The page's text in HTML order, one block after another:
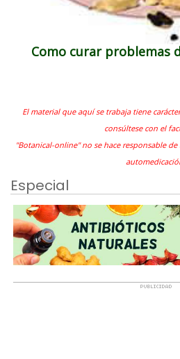
Como curar problemas
El material que aquí se trabaja tiene
consúltese con el
"Botanical-online" no se hace responsable
Especial